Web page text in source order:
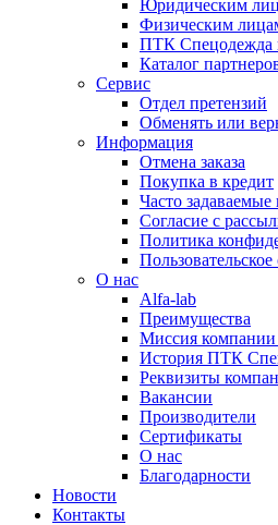
Юридическим
Физическим
ПТК Спецодежда
Каталог
Сервис
Отдел претензий
Обменять или
Информация
Отмена заказа
Покупка в кредит
Часто
Согласие с
Политика
О нас
Alfa-lab
Преимущества
Миссия
История ПТК
Реквизиты
Вакансии
Производители
Сертификаты
О нас
Благодарности
Новости
Контакты